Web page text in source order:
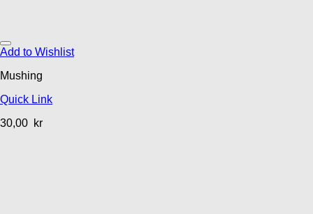
Add to Wishlist
Mushing
Quick Link
30,00 kr